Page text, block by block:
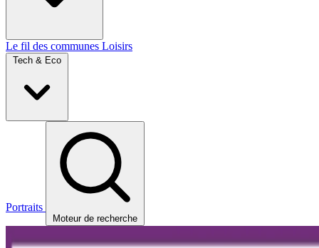
Le fil des communes Loisirs
Tech & Eco
Portraits
Moteur de recherche